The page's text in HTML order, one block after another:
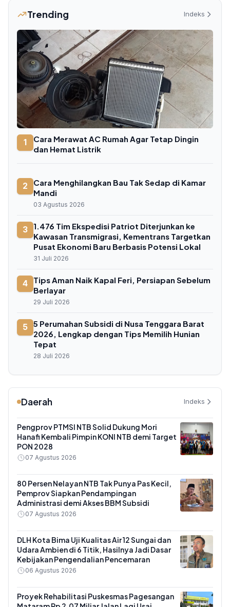
Trending Indeks
1
Cara Merawat AC Rumah Agar Tetap Dingin
dan Hemat Listrik
2
Cara Menghilangkan Bau Tak Sedap di Kamar
Mandi
03 Agustus 2026
3
1.476 Tim Ekspedisi Patriot Diterjunkan ke
Kawasan Transmigrasi, Kementrans Targetkan
Pusat Ekonomi Baru Berbasis Potensi Lokal
31 Juli 2026
4
Tips Aman Naik Kapal Feri, Persiapan Sebelum
Berlayar
29 Juli 2026
5 5 Perumahan Subsidi di Nusa Tenggara Barat
2026, Lengkap dengan Tips Memilih Hunian
Tepat
28 Juli 2026
Daerah Indeks
Pengprov PTMSI NTB Solid Dukung Mori
Hanafi Kembali Pimpin KONI NTB demi Target
PON 2028
07 Agustus 2026
80 Persen Nelayan NTB Tak Punya Pas Kecil,
Pemprov Siapkan Pendampingan
Administrasi demi Akses BBM Subsidi
07 Agustus 2026
DLH Kota Bima Uji Kualitas Air 12 Sungai dan
Udara Ambien di 6 Titik, Hasilnya Jadi Dasar
Kebijakan Pengendalian Pencemaran
06 Agustus 2026
Proyek Rehabilitasi Puskesmas Pagesangan